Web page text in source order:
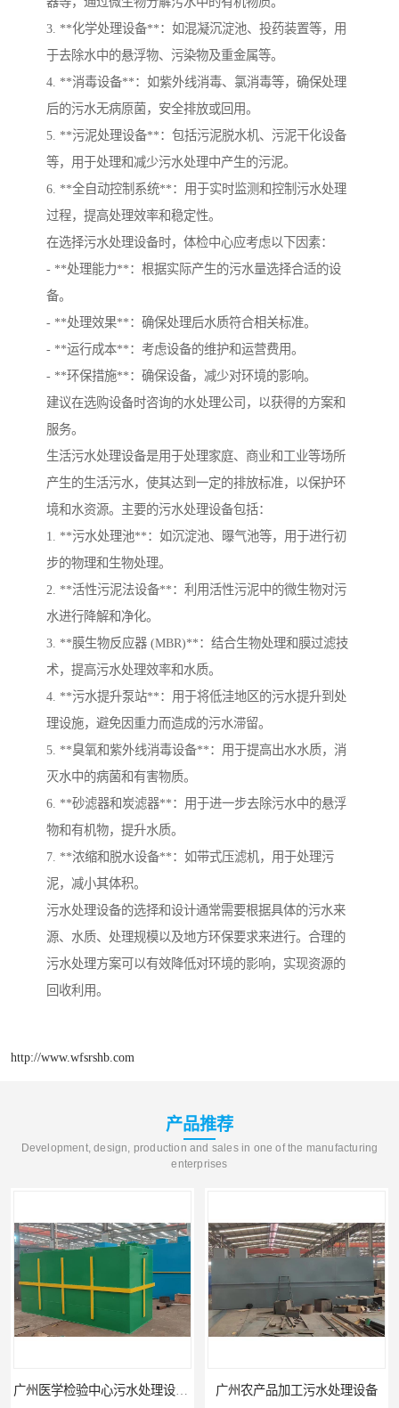
3. **化学处理设备**：如混凝沉淀池、投药装置等，用
于去除水中的悬浮物、污染物及重金属等。
4. **消毒设备**：如紫外线消毒、氯消毒等，确保处理
后的污水无病原菌，安全排放或回用。
5. **污泥处理设备**：包括污泥脱水机、污泥干化设备
等，用于处理和减少污水处理中产生的污泥。
6. **全自动控制系统**：用于实时监测和控制污水处理
过程，提高处理效率和稳定性。
在选择污水处理设备时，体检中心应考虑以下因素：
- **处理能力**：根据实际产生的污水量选择合适的设
备。
- **处理效果**：确保处理后水质符合相关标准。
- **运行成本**：考虑设备的维护和运营费用。
- **环保措施**：确保设备，减少对环境的影响。
建议在选购设备时咨询的水处理公司，以获得的方案和
服务。
生活污水处理设备是用于处理家庭、商业和工业等场所
产生的生活污水，使其达到一定的排放标准，以保护环
境和水资源。主要的污水处理设备包括：
1. **污水处理池**：如沉淀池、曝气池等，用于进行初
步的物理和生物处理。
2. **活性污泥法设备**：利用活性污泥中的微生物对污
水进行降解和净化。
3. **膜生物反应器 (MBR)**：结合生物处理和膜过滤技
术，提高污水处理效率和水质。
4. **污水提升泵站**：用于将低洼地区的污水提升到处
理设施，避免因重力而造成的污水滞留。
5. **臭氧和紫外线消毒设备**：用于提高出水水质，消
灭水中的病菌和有害物质。
6. **砂滤器和炭滤器**：用于进一步去除污水中的悬浮
物和有机物，提升水质。
7. **浓缩和脱水设备**：如带式压滤机，用于处理污
泥，减小其体积。
污水处理设备的选择和设计通常需要根据具体的污水来
源、水质、处理规模以及地方环保要求来进行。合理的
污水处理方案可以有效降低对环境的影响，实现资源的
回收利用。
http://www.wfsrshb.com
产品推荐
Development, design, production and sales in one of the manufacturing
enterprises
广州农产品加工污水处理设备